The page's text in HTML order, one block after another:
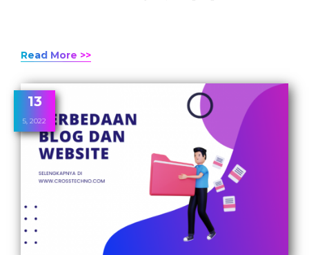
Read More >>
13
5, 2022